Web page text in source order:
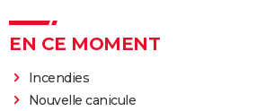
EN CE MOMENT
Incendies
Nouvelle canicule